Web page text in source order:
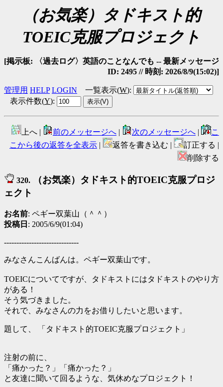
（お気楽）タドキスト的
TOEIC克服プロジェクト
[掲示板: 〈過去ログ〉英語のことなんでも -- 最新メッセージ
ID: 2495 // 時刻: 2026/8/9(15:02)]
管理用 HELP LOGIN 一覧表示(W):
表示件数(Y):
上へ | 前のメッセージへ | 次のメッセージへ |
こ
こから後の返答を全表示 | 返答を書き込む |
訂正する |
削除する
320.
（お気楽）タドキスト的TOEIC克服プロジ
ェクト
お名前: ペギー双葉山（＾＾）
投稿日 : 2005/6/9(01:04)
------------------------------
みなさんこんばんは。ペギー双葉山です。
TOEICについてですが、タドキストにはタドキストのやり方
がある！
そう気づきました。
それで、みなさんの力をお借りしたいと思います。
題して、 「タドキスト的TOEIC克服プロジェクト」
注射の前に、
「痛かった？」「痛かった？」
と友達に聞いて回るような、気休めなプロジェクト！